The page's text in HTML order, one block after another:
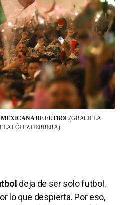
MEXICANA DE FUTBOL(GRACIELA
LÓPEZ HERRERA)
deja de ser solo futbol.
lo que despierta. Por eso,